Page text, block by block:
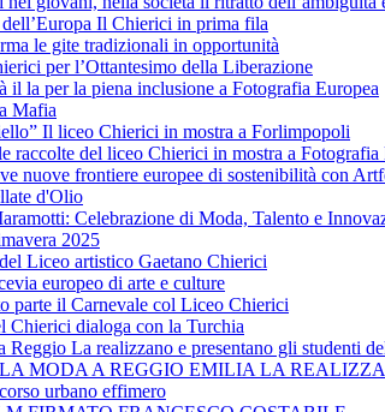
Il Chierici in prima fila
le gite tradizionali in opportunità
per l’Ottantesimo della Liberazione
il la per la piena inclusione a Fotografia Europea
Mafia
Il liceo Chierici in mostra a Forlimpopoli
raccolte del liceo Chierici in mostra a Fotografia
nuove frontiere europee di sostenibilità con
d'Olio
Celebrazione di Moda, Talento e
2025
Liceo artistico Gaetano Chierici
europeo di arte e culture
parte il Carnevale col Liceo Chierici
Chierici dialoga con la Turchia
Reggio La realizzano e presentano gli studenti
MODA A REGGIO EMILIA LA
urbano effimero